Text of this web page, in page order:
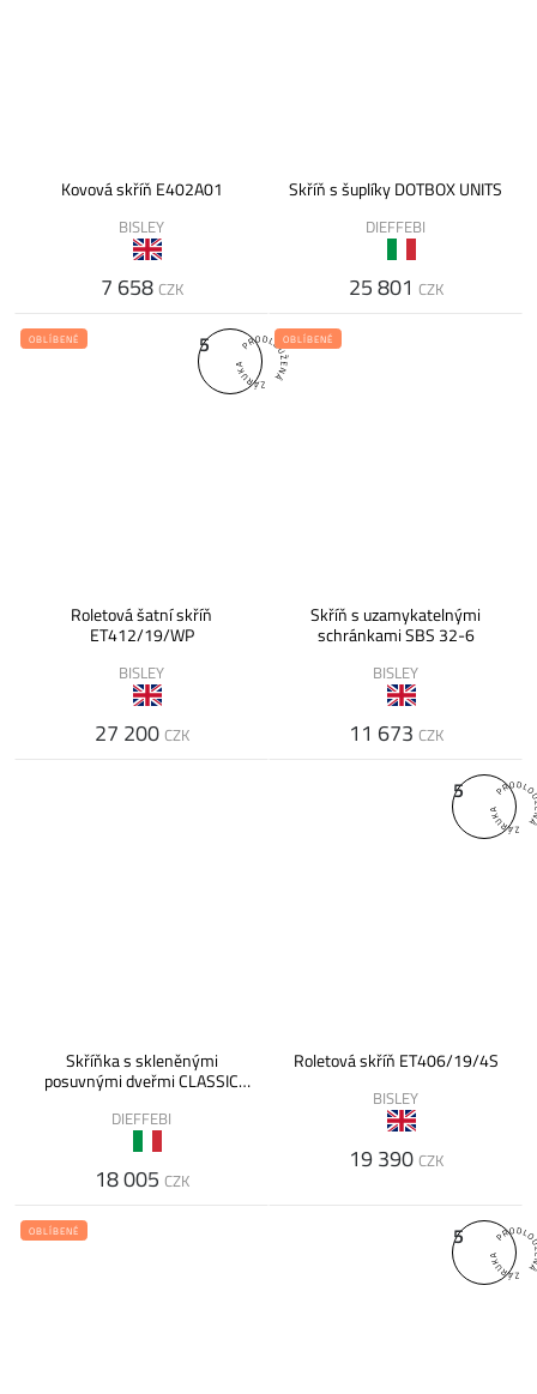
Kovová skříň E402A01
BISLEY
7 658 CZK
Skříň s šuplíky DOTBOX UNITS
DIEFFEBI
25 801 CZK
5
OBLÍBENÉ
Roletová šatní skříň
ET412/19/WP
BISLEY
27 200 CZK
OBLÍBENÉ
Skříň s uzamykatelnými
schránkami SBS 32-6
BISLEY
11 673 CZK
Skříňka s skleněnými
posuvnými dveřmi CLASSIC
DIEFFEBI
18 005 CZK
5
Roletová skříň ET406/19/4S
BISLEY
19 390 CZK
OBLÍBENÉ 5